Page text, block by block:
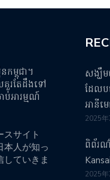
ម្ពុជា។
រតែដឹងទៅ
ប់អារម្មណ៍
スサイト
本人が知っ
していきま
សង្ឃឹម
ដែលប
អានីម
2025
ពិព័រណ៌
Kansai
2025